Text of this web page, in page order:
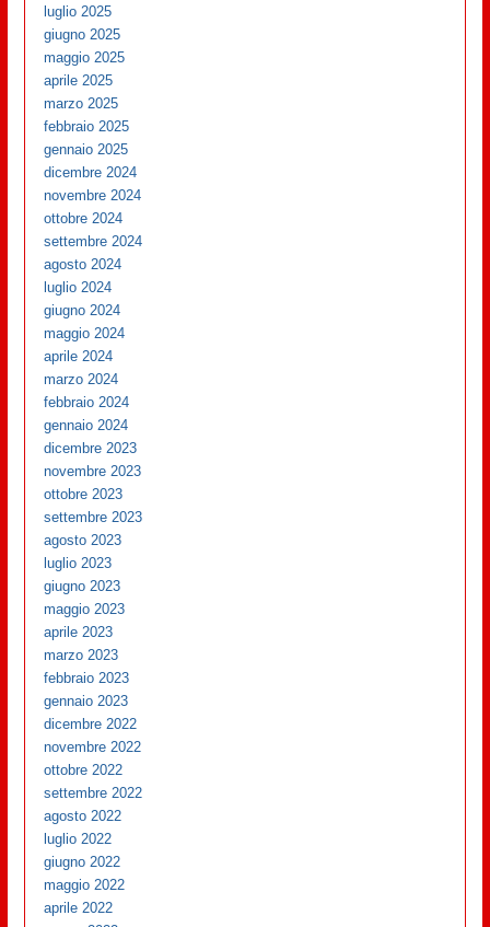
luglio 2025
giugno 2025
maggio 2025
aprile 2025
marzo 2025
febbraio 2025
gennaio 2025
dicembre 2024
novembre 2024
ottobre 2024
settembre 2024
agosto 2024
luglio 2024
giugno 2024
maggio 2024
aprile 2024
marzo 2024
febbraio 2024
gennaio 2024
dicembre 2023
novembre 2023
ottobre 2023
settembre 2023
agosto 2023
luglio 2023
giugno 2023
maggio 2023
aprile 2023
marzo 2023
febbraio 2023
gennaio 2023
dicembre 2022
novembre 2022
ottobre 2022
settembre 2022
agosto 2022
luglio 2022
giugno 2022
maggio 2022
aprile 2022